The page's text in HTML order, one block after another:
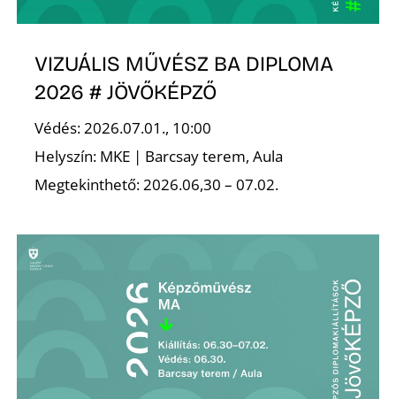
VIZUÁLIS MŰVÉSZ BA DIPLOMA
2026 # JÖVŐKÉPZŐ
Védés: 2026.07.01., 10:00
Helyszín: MKE | Barcsay terem, Aula
Megtekinthető: 2026.06,30 – 07.02.